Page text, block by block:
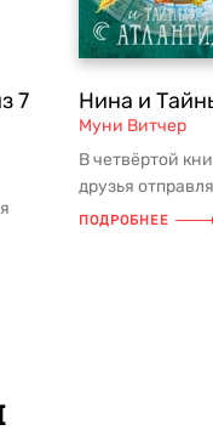
7
Нина и
Муни Витчер
В четвёртой
друзья
последней
ПОДРОБНЕЕ